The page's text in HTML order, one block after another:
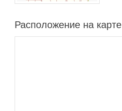
Расположение на карте